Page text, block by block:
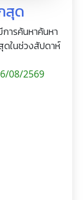
สุด
ารค้นหาค้นหา
ในช่วงสัปดาห์
08/2569